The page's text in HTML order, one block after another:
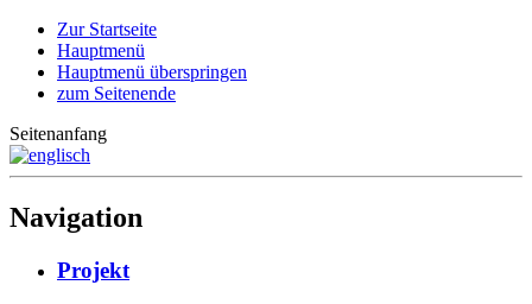
Zur Startseite
Hauptmenü
Hauptmenü überspringen
zum Seitenende
Seitenanfang
Navigation
Projekt